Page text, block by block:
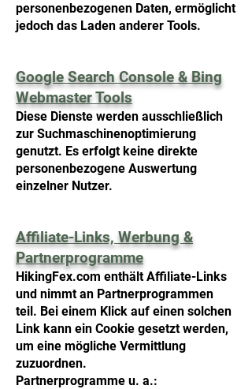
personenbezogenen Daten, ermöglicht
jedoch das Laden anderer Tools.
Google Search Console & Bing
Webmaster Tools
Diese Dienste werden ausschließlich
zur Suchmaschinenoptimierung
genutzt. Es erfolgt keine direkte
personenbezogene Auswertung
einzelner Nutzer.
Affiliate-Links, Werbung &
Partnerprogramme
HikingFex.com enthält Affiliate-Links
und nimmt an Partnerprogrammen
teil. Bei einem Klick auf einen solchen
Link kann ein Cookie gesetzt werden,
um eine mögliche Vermittlung
zuzuordnen.
Partnerprogramme u. a.: